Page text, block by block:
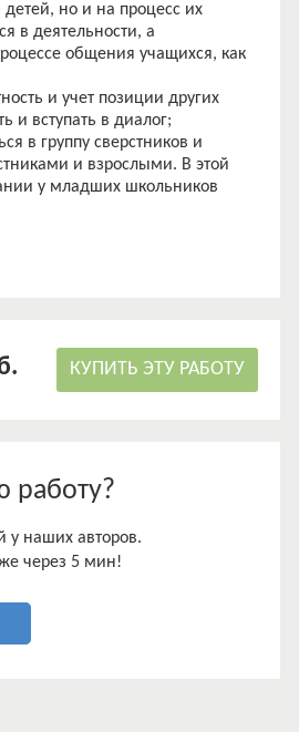
детей, но и на процесс их
в деятельности, а
общения учащихся, как
и учет позиции других
и вступать в диалог;
в группу сверстников и
и взрослыми. В этой
у младших школьников
представляется актуальным и
КУПИТЬ ЭТУ РАБОТУ
работу?
у наших авторов.
через 5 мин!